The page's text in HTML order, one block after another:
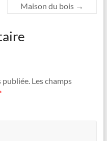
Maison du bois →
publiée. Les champs